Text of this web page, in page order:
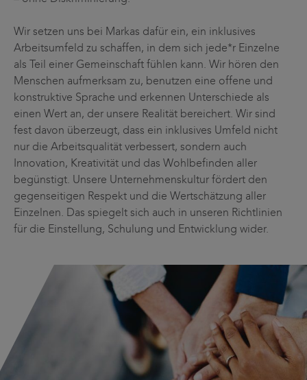
Wir setzen uns bei Markas dafür ein, ein inklusives
Arbeitsumfeld zu schaffen, in dem sich jede*r Einzelne
als Teil einer Gemeinschaft fühlen kann. Wir hören den
Menschen aufmerksam zu, benutzen eine offene und
konstruktive Sprache und erkennen Unterschiede als
einen Wert an, der unsere Realität bereichert. Wir sind
fest davon überzeugt, dass ein inklusives Umfeld nicht
nur die Arbeitsqualität verbessert, sondern auch
Innovation, Kreativität und das Wohlbefinden aller
begünstigt. Unsere Unternehmenskultur fördert den
gegenseitigen Respekt und die Wertschätzung aller
Einzelnen. Das spiegelt sich auch in unseren Richtlinien
für die Einstellung, Schulung und Entwicklung wider.